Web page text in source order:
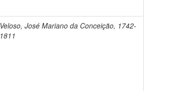
Veloso, José Mariano da Conceição, 1742-
1811